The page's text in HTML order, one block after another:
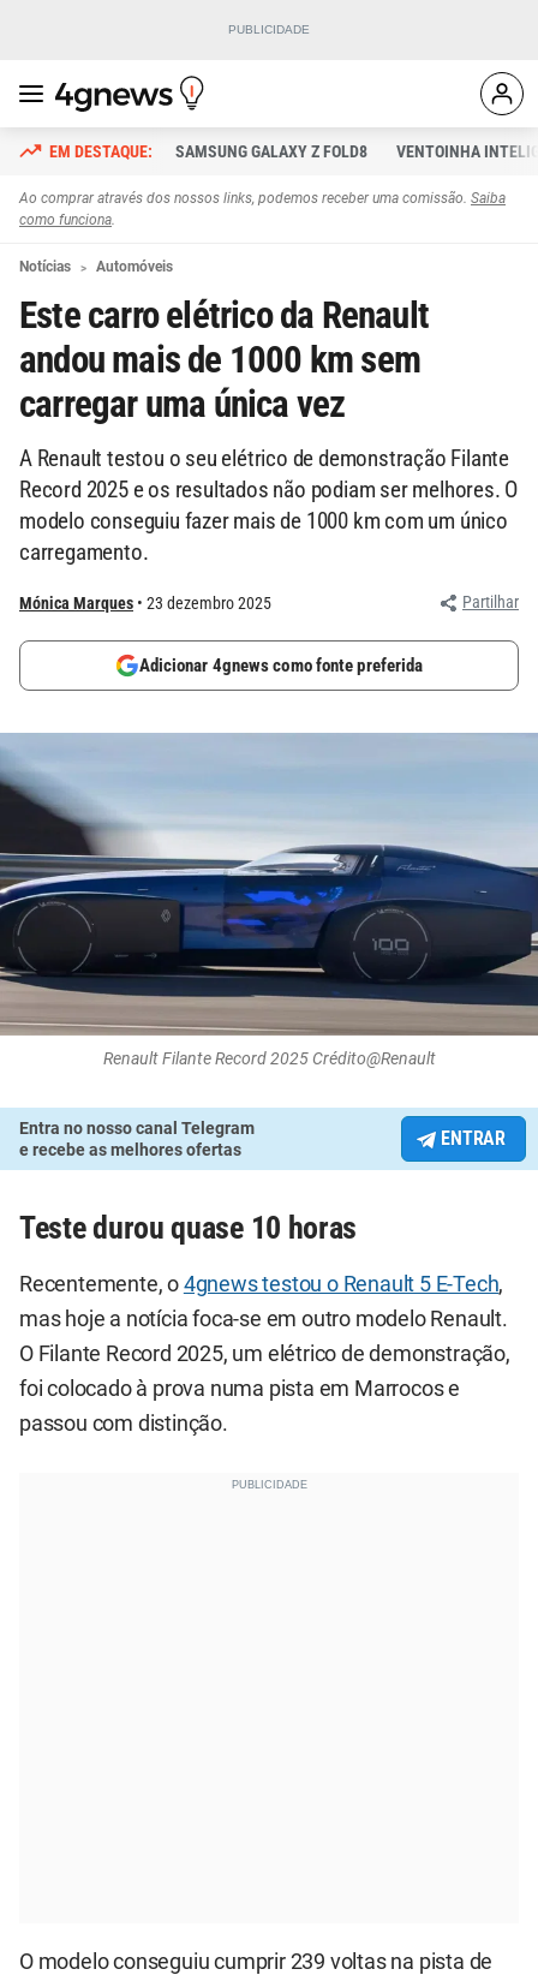
SAMSUNG GALAXY Z FOLD8 VENTOINHA
Ao comprar através dos nossos links, podemos receber uma comissão. Saiba
como funciona.
Notícias Automóveis
Este carro elétrico da Renault
andou mais de 1000 km sem
carregar uma única vez
A Renault testou o seu elétrico de demonstração Filante
Record 2025 e os resultados não podiam ser melhores. O
modelo conseguiu fazer mais de 1000 km com um único
carregamento.
Mónica Marques 23 dezembro 2025 Partilhar
Adicionar 4gnews como fonte preferida
Renault Filante Record 2025 Crédito@Renault
Entra no nosso canal Telegram
e recebe as melhores ofertas
ENTRAR
Teste durou quase 10 horas
Recentemente, o 4gnews testou o Renault 5 E-Tech,
mas hoje a notícia foca-se em outro modelo Renault.
O Filante Record 2025, um elétrico de demonstração,
foi colocado à prova numa pista em Marrocos e
passou com distinção.
O modelo conseguiu cumprir 239 voltas na pista de